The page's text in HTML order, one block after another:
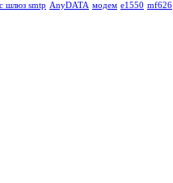
шлюз smtp AnyDATA модем e1550 mf626